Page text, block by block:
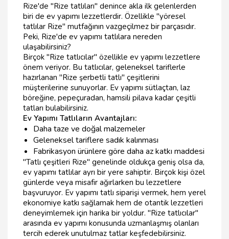
Rize'de "Rize tatlıları" denince akla ilk gelenlerden
biri de ev yapımı lezzetlerdir. Özellikle "yöresel
tatlılar Rize" mutfağının vazgeçilmez bir parçasıdır.
Peki, Rize'de ev yapımı tatlılara nereden
ulaşabilirsiniz?
Birçok "Rize tatlıcılar" özellikle ev yapımı lezzetlere
önem veriyor. Bu tatlıcılar, geleneksel tariflerle
hazırlanan "Rize şerbetli tatlı" çeşitlerini
müşterilerine sunuyorlar. Ev yapımı sütlaçtan, laz
böreğine, pepeçuradan, hamsili pilava kadar çeşitli
tatları bulabilirsiniz.
Ev Yapımı Tatlıların Avantajları:
Daha taze ve doğal malzemeler
Geleneksel tariflere sadık kalınması
Fabrikasyon ürünlere göre daha az katkı maddesi
"Tatlı çeşitleri Rize" genelinde oldukça geniş olsa da,
ev yapımı tatlılar ayrı bir yere sahiptir. Birçok kişi özel
günlerde veya misafir ağırlarken bu lezzetlere
başvuruyor. Ev yapımı tatlı siparişi vermek, hem yerel
ekonomiye katkı sağlamak hem de otantik lezzetleri
deneyimlemek için harika bir yoldur. "Rize tatlıcılar"
arasında ev yapımı konusunda uzmanlaşmış olanları
tercih ederek unutulmaz tatlar keşfedebilirsiniz.